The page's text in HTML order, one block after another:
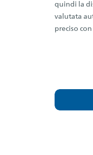
quindi la
valutata
preciso